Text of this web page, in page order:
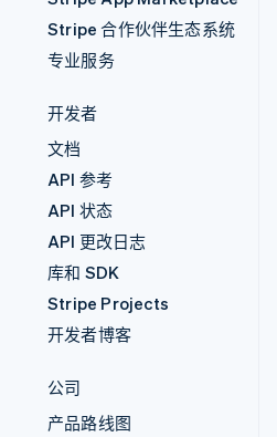
Stripe 合作伙伴生态系统
专业服务
开发者
文档
API 参考
API 状态
API 更改日志
库和 SDK
Stripe Projects
开发者博客
公司
产品路线图